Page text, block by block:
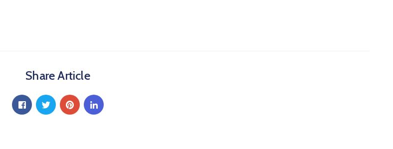
Share Article